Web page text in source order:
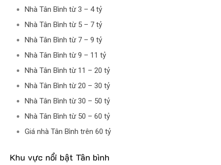
Nhà Tân Bình từ 3 – 4 tỷ
Nhà Tân Bình từ 5 – 7 tỷ
Nhà Tân Bình từ 7 – 9 tỷ
Nhà Tân Bình từ 9 – 11 tỷ
Nhà Tân Bình từ 11 – 20 tỷ
Nhà Tân Bình từ 20 – 30 tỷ
Nhà Tân Bình từ 30 – 50 tỷ
Nhà Tân Bình từ 50 – 60 tỷ
Giá nhà Tân Bình trên 60 tỷ
Khu vực nổi bật Tân bình